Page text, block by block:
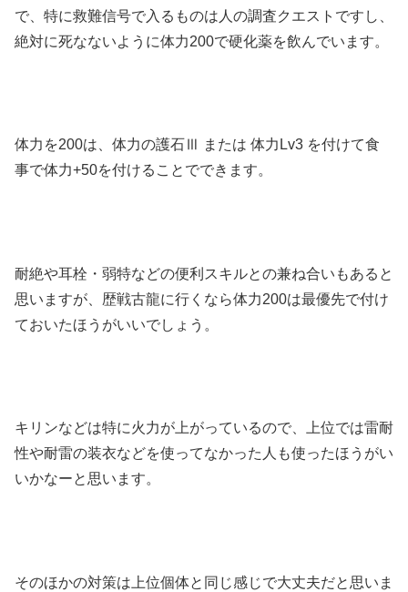
で、特に救難信号で入るものは人の調査クエストですし、
絶対に死なないように体力200で硬化薬を飲んでいます。
体力を200は、体力の護石Ⅲ または 体力Lv3 を付けて食
事で体力+50を付けることでできます。
耐絶や耳栓・弱特などの便利スキルとの兼ね合いもあると
思いますが、歴戦古龍に行くなら体力200は最優先で付け
ておいたほうがいいでしょう。
キリンなどは特に火力が上がっているので、上位では雷耐
性や耐雷の装衣などを使ってなかった人も使ったほうがい
いかなーと思います。
そのほかの対策は上位個体と同じ感じで大丈夫だと思いま